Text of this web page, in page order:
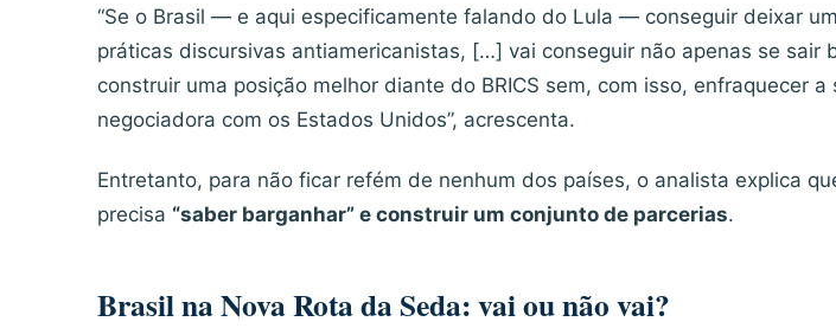
“Se o Brasil — e aqui especificamente falando do Lula — conseguir deixar
práticas discursivas antiamericanistas, […] vai conseguir não apenas se sair
construir uma posição melhor diante do BRICS sem, com isso, enfraquecer a
negociadora com os Estados Unidos”, acrescenta.
Entretanto, para não ficar refém de nenhum dos países, o analista explica
precisa “saber barganhar” e construir um conjunto de parcerias.
Brasil na Nova Rota da Seda: vai ou não vai?